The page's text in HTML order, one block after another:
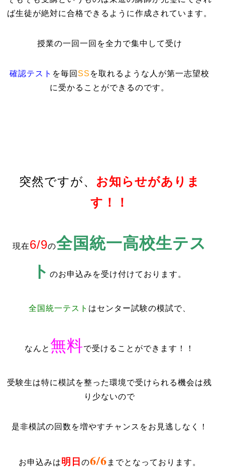
ば生徒が絶対に合格できるように作成されています。
授業の一回一回を全力で集中して受け
確認テスト を毎回 SS を取れるような人が第一志望校
に受かることができるのです。
突然ですが、 お知らせがありま
す！！
現在6/9の全国統一高校生テス
トのお申込みを受け付けております。
全国統一テスト はセンター試験の模試で、
なんと 無料で受けることができます！！
受験生は特に模試を整った環境で受けられる機会は残
り少ないので
是非模試の回数を増やすチャンスをお見逃しなく！
お申込みは明日 の6/6 までとなっております。